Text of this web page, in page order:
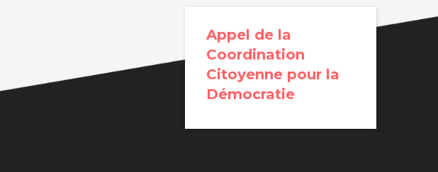
Appel de la
Coordination
Citoyenne pour la
Démocratie